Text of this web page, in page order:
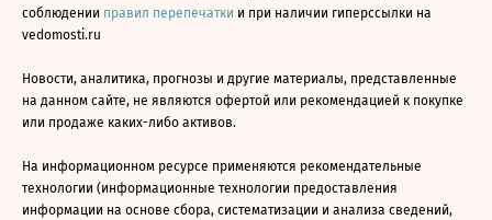
соблюдении правил перепечатки и при наличии гиперссылки на
vedomosti.ru
Новости, аналитика, прогнозы и другие материалы, представленные
на данном сайте, не являются офертой или рекомендацией к покупке
или продаже каких-либо активов.
На информационном ресурсе применяются рекомендательные
технологии (информационные технологии предоставления
информации на основе сбора, систематизации и анализа сведений,